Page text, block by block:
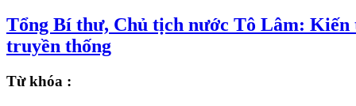
Tổng Bí thư, Chủ tịch nước Tô Lâm:
truyền thống
Từ khóa :